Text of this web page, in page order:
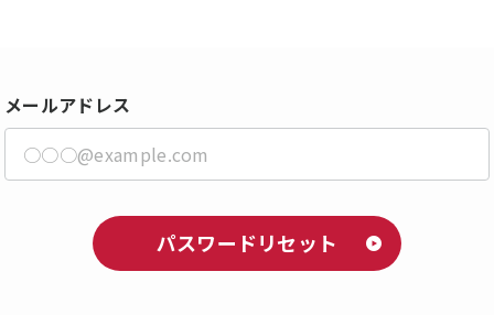
メールアドレス
パスワードリセット